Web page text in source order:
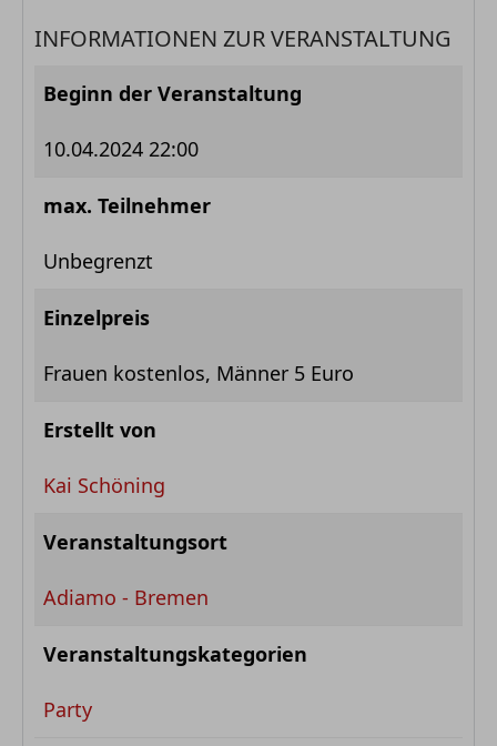
INFORMATIONEN ZUR VERANSTALTUNG
Beginn der Veranstaltung
10.04.2024 22:00
max. Teilnehmer
Unbegrenzt
Einzelpreis
Frauen kostenlos, Männer 5 Euro
Erstellt von
Kai Schöning
Veranstaltungsort
Adiamo - Bremen
Veranstaltungskategorien
Party